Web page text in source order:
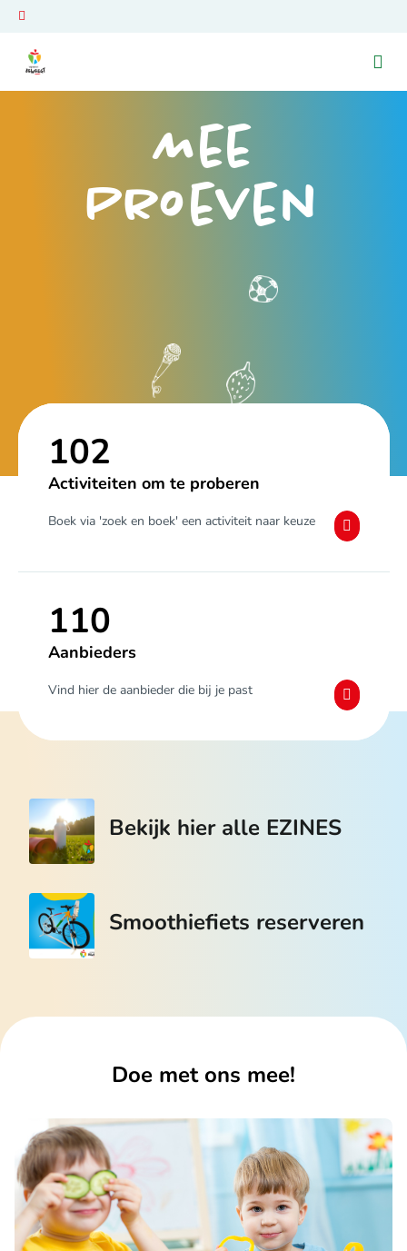
Ga naar de homepage van Venray Beweegt
Mee
Proeven
102
Activiteiten om te proberen
Boek via 'zoek en boek' een activiteit naar keuze
110
Aanbieders
Vind hier de aanbieder die bij je past
Bekijk hier alle EZINES
Smoothiefiets reserveren
Doe met ons mee!